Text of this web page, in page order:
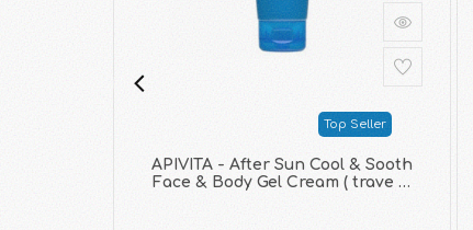
Top Seller
APIVITA - After Sun Cool & Sooth
Face & Body Gel Cream ( trave …